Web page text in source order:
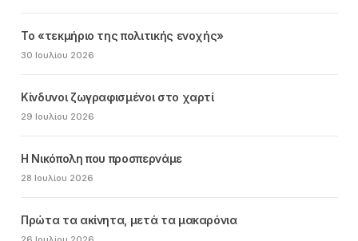
Το «τεκμήριο της πολιτικής ενοχής»
30 Ιουλίου 2026
Κίνδυνοι ζωγραφισμένοι στο χαρτί
29 Ιουλίου 2026
Η Νικόπολη που προσπερνάμε
28 Ιουλίου 2026
Πρώτα τα ακίνητα, μετά τα μακαρόνια